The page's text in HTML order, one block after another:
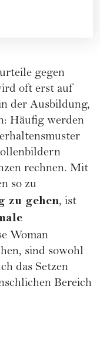
gegen
oft erst auf
der Ausbildung,
Häufig werden
rechnen. Mit
so zu
zu gehen, ist
Woman
sind sowohl
das Setzen
Bereich